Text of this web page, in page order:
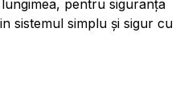
pentru siguranța
sistemul simplu și sigur cu